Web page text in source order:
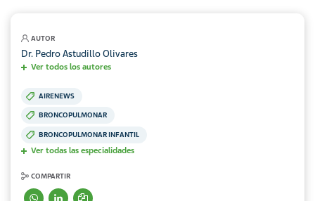
AUTOR
Dr. Pedro Astudillo Olivares
Ver todos los autores
AIRENEWS
BRONCOPULMONAR
BRONCOPULMONAR INFANTIL
Ver todas las especialidades
COMPARTIR